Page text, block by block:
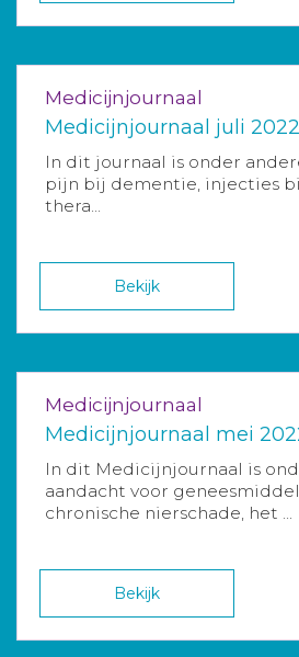
Medicijnjournaal
Medicijnjournaal juli 2022
In dit journaal is onder
pijn bij dementie, injecties
thera...
Bekijk
Medicijnjournaal
Medicijnjournaal mei
In dit Medicijnjournaal is
aandacht voor
chronische nierschade, het ...
Bekijk